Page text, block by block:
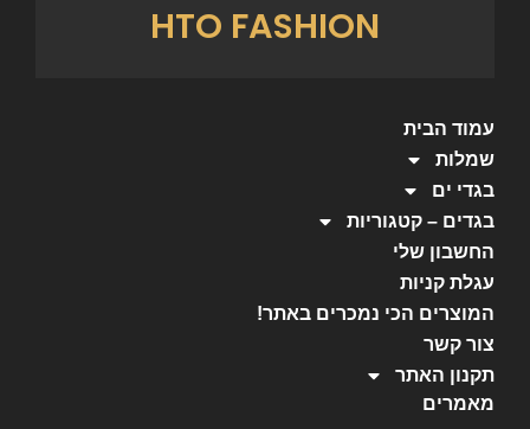
HTO FASHION
עמוד הבית
שמלות
בגדי ים
בגדים – קטגוריות
החשבון שלי
עגלת קניות
המוצרים הכי נמכרים באתר!
צור קשר
תקנון האתר
מאמרים